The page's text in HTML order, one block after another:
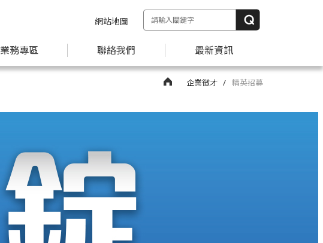
網站地圖
業務專區 聯絡我們 最新資訊
企業徵才 精英招募